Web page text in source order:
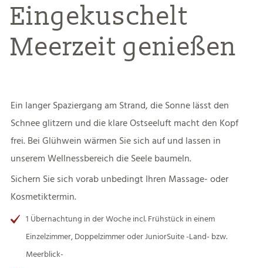
Eingekuschelt
Meerzeit genießen
Ein langer Spaziergang am Strand, die Sonne lässt den
Schnee glitzern und die klare Ostseeluft macht den Kopf
frei. Bei Glühwein wärmen Sie sich auf und lassen in
unserem Wellnessbereich die Seele baumeln.
Sichern Sie sich vorab unbedingt Ihren Massage- oder
Kosmetiktermin.
1 Übernachtung in der Woche incl. Frühstück in einem
Einzelzimmer, Doppelzimmer oder JuniorSuite -Land- bzw.
Meerblick-